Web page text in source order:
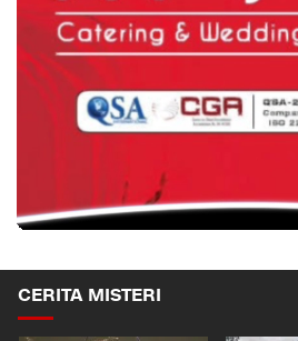
CERITA MISTERI